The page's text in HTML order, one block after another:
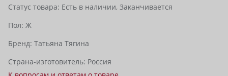
Статус товара: Есть в наличии, Заканчивается
Пол: Ж
Бренд: Татьяна Тягина
Страна-изготовитель: Россия